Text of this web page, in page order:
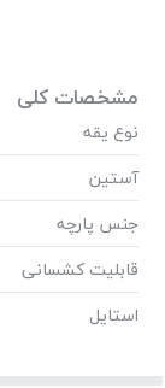
مشخصات کلی
نوع یقه
آستین
جنس پارچه
قابلیت کشسانی
استایل